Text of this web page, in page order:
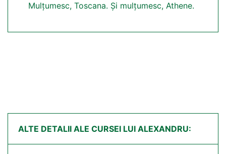
Mulțumesc, Toscana. Și mulțumesc, Athene.
ALTE DETALII ALE CURSEI LUI ALEXANDRU: